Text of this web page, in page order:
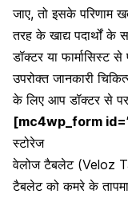
जाए, तो इसके
तरह के खाद्य पदार्थों के
डॉक्टर या फार्मासिस्ट से
उपरोक्त जानकारी
के लिए आप डॉक्टर से
[mc4wp_form
स्टोरेज
वेलोज टैबलेट (Veloz
टैबलेट को कमरे के